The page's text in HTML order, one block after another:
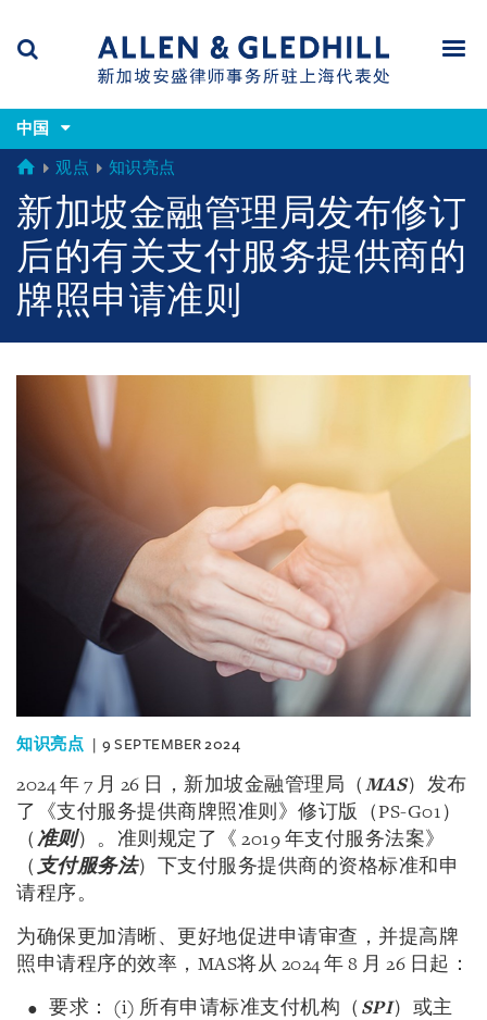
(accesskey
s)
x)
Search
中国
GLOBAL
观点 知识亮点
新加坡金融管理局发布修订
后的有关支付服务提供商的
牌照申请准则
知识亮点 9 SEPTEMBER 2024
2024 年 7 月 26 日，新加坡金融管理局（ MAS）发布
了《支付服务提供商牌照准则》修订版（PS-G01）
（ 准则）。准则规定了《 2019 年支付服务法案》
（ 支付服务法）下支付服务提供商的资格标准和申
请程序。
为确保更加清晰、更好地促进申请审查，并提高牌
照申请程序的效率，MAS将从 2024 年 8 月 26 日起：
要求： (i) 所有申请标准支付机构（ SPI）或主